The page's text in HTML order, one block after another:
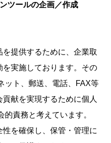
ツールの企画／作成
提供するために、企業取
実施しております。その
ット、郵送、電話、FAX等
献を実現するために個人
責務と考えています。
を確保し、保管・管理に